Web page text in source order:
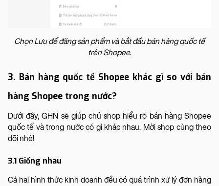
Chọn Lưu để đăng sản phẩm và bắt đầu bán hàng quốc tế
trên Shopee.
3. Bán hàng quốc tế Shopee khác gì so với bán
hàng Shopee trong nước?
Dưới đây, GHN sẽ giúp chủ shop hiểu rõ bán hàng Shopee
quốc tế và trong nước có gì khác nhau. Mời shop cùng theo
dõi nhé!
3.1 Giống nhau
Cả hai hình thức kinh doanh đều có quá trình xử lý đơn hàng